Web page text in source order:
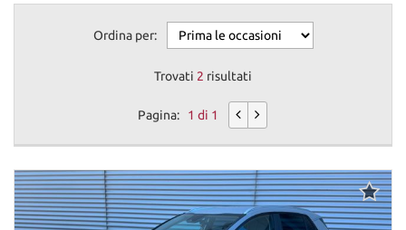
Ordina per:
Trovati 2 risultati
Pagina: 1 di 1